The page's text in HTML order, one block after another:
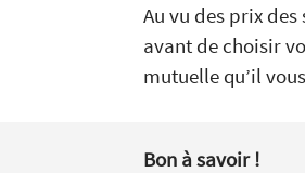
Au vu des prix
avant de choisir
mutuelle qu’il
Bon à savoir !